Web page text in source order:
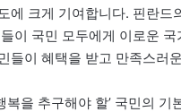
에 크게 기여합니다. 핀란
이 국민 모두에게 이로운
들이 혜택을 받고 만족스러
복을 추구해야 할’ 국민의